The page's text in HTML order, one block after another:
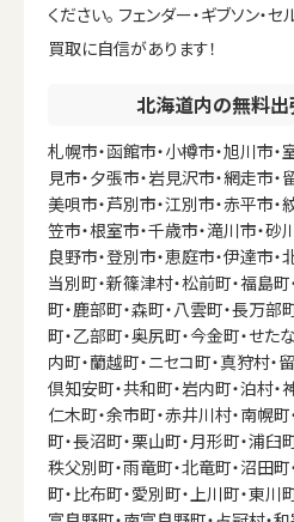
ください。 フェンダー・ギブソン・
買取に自信があります！
北海道内の無料出
札幌市・函館市・小樽市・旭川市・
見市・夕張市・岩見沢市・網走市・
美唄市・芦別市・江別市・赤平市・
笠市・根室市・千歳市・滝川市・砂
良野市・登別市・恵庭市・伊達市・
当別町・新篠津村・松前町・福島
町・鹿部町・森町・八雲町・長万部
町・乙部町・奥尻町・今金町・せた
内町・蘭越町・ニセコ町・真狩村・
倶知安町・共和町・岩内町・泊村・
仁木町・余市町・赤井川村・南幌
町・長沼町・栗山町・月形町・浦臼
秩父別町・雨竜町・北竜町・沼田
町・比布町・愛別町・上川町・東川